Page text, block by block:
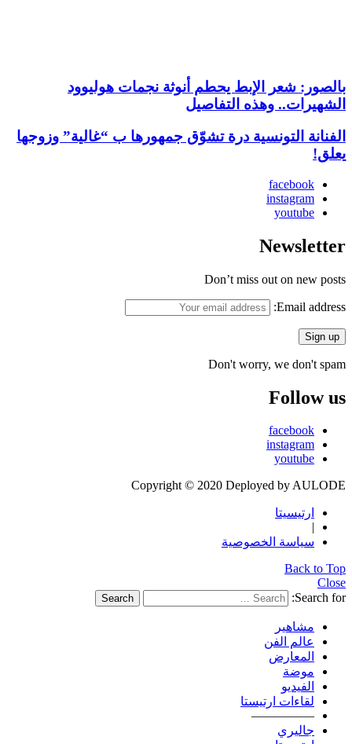
بالصور: شعر الإبط يحطم أنوثة نجمات هوليوود
الشهيرات.. وهذه التفاصيل
الفنانة التونسية درة تشوّق جمهورها ب “غالية” وزوجها
يعلق!
facebook
instagram
youtube
Newsletter
Don’t miss out on new posts
Email address:
Don't worry, we don't spam
Follow us
facebook
instagram
youtube
Copyright © 2020 Deployed by AULODE
ارتيسيتا
|
سياسة الخصوصية
Back to Top
Close
Search for:
Search
مشاهير
عالم الفن
المعارض
موضة
الفيديو
لقاءات ارتيستا
—————
جاليري